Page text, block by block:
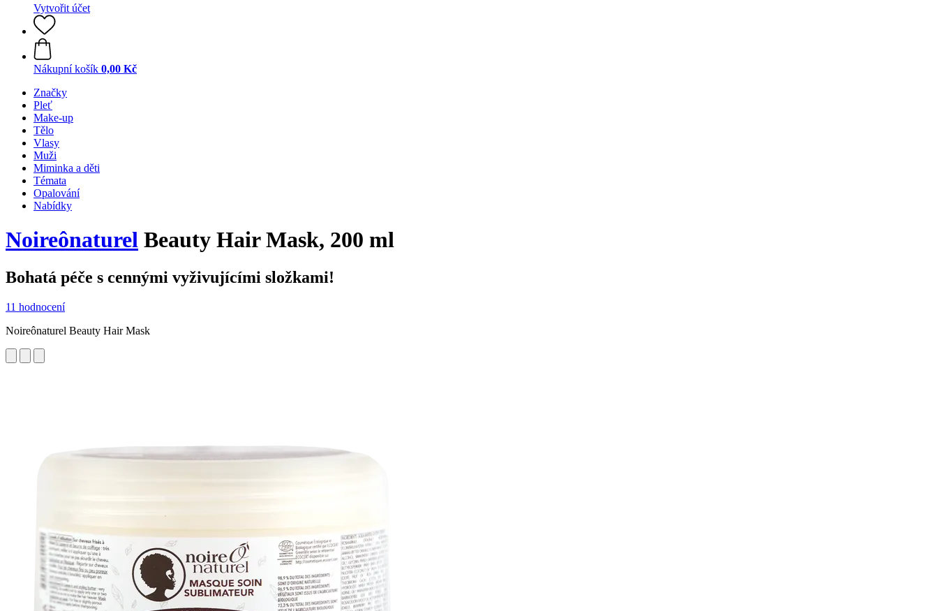
Vytvořit účet
Nákupní košík 0,00 Kč
Značky
Pleť
Make-up
Tělo
Vlasy
Muži
Miminka a děti
Témata
Opalování
Nabídky
Noireônaturel Beauty Hair Mask, 200 ml
Bohatá péče s cennými vyživujícími složkami!
11 hodnocení
Noireônaturel Beauty Hair Mask